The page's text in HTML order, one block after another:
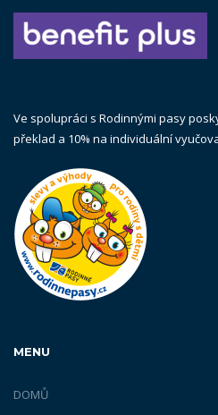
Ve spolupráci s Rodinnými pasy
překlad a 10% na individuální
MENU
DOMŮ